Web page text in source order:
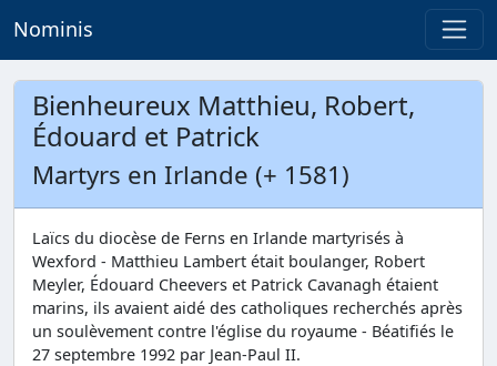
Nominis
Bienheureux Matthieu, Robert,
Édouard et Patrick
Martyrs en Irlande (+ 1581)
Laïcs du diocèse de Ferns en Irlande martyrisés à
Wexford - Matthieu Lambert était boulanger, Robert
Meyler, Édouard Cheevers et Patrick Cavanagh étaient
marins, ils avaient aidé des catholiques recherchés après
un soulèvement contre l'église du royaume - Béatifiés le
27 septembre 1992 par Jean-Paul II.